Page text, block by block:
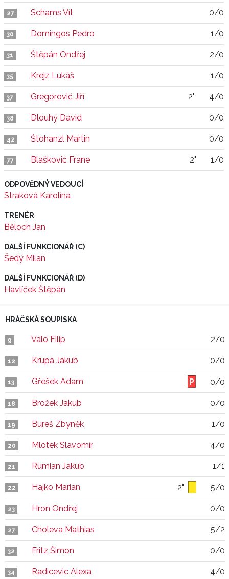
27 Schams Vít 0/0
30 Domingos Pedro 1/0
31 Štěpán Ondřej 2/0
35 Krejz Lukáš 1/0
37 Gregorovič Jiří 2" 4/0
38 Dlouhý David 0/0
42 Štohanzl Martin 0/0
77 Blašković Frane 2" 1/0
ODPOVĚDNÝ VEDOUCÍ
Straková Karolína
TRENÉR
Běloch Jan
DALŠÍ FUNKCIONÁŘ (C)
Šedý Milan
DALŠÍ FUNKCIONÁŘ (D)
Havlíček Štěpán
HRÁČSKÁ SOUPISKA
9 Valo Filip 2/0
12 Krupa Jakub 0/0
13 Gřešek Adam 0/0
18 Brožek Jakub 0/0
19 Bureš Zbyněk 1/0
20 Mlotek Slavomír 4/0
21 Rumian Jakub 1/1
22 Hajko Marian 2" 5/0
23 Hron Ondřej 0/0
27 Choleva Mathias 5/2
32 Fritz Šimon 0/0
34 Radicevic Alexa 4/0